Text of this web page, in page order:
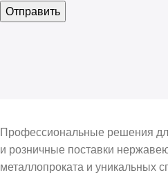
Профессиональные решения
и розничные поставки
металлопроката и уникальных